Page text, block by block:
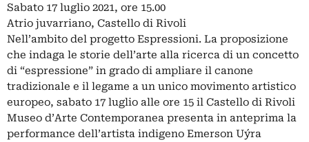
Sabato 17 luglio 2021, ore 15.00
Atrio juvarriano, Castello di Rivoli
Nell’ambito del progetto Espressioni. La proposizione
che indaga le storie dell’arte alla ricerca di un concetto
di “espressione” in grado di ampliare il canone
tradizionale e il legame a un unico movimento artistico
europeo, sabato 17 luglio alle ore 15 il Castello di Rivoli
Museo d’Arte Contemporanea presenta in anteprima la
performance dell’artista indigeno Emerson Uýra